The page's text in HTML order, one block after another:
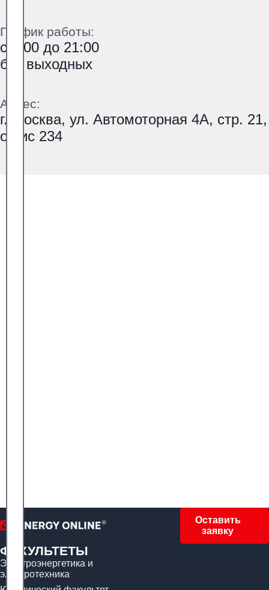
График работы:
с 9:00 до 21:00
без выходных
Адрес:
г. Москва, ул. Автомоторная 4А, стр. 21,
офис 234
Оставить
заявку
ФАКУЛЬТЕТЫ
Электроэнергетика и
электротехника